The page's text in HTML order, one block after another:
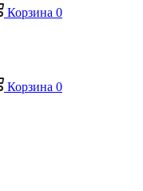
Корзина 0
Корзина 0